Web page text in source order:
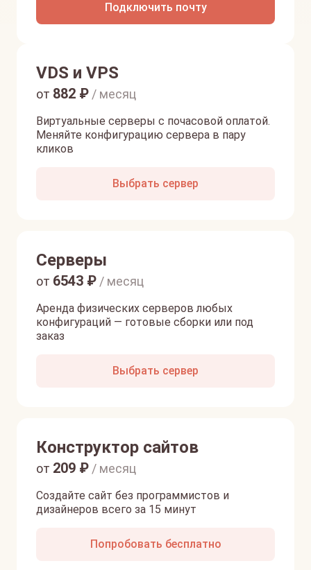
Подключить почту
VDS и VPS
Виртуальные серверы с почасовой оплатой.
Меняйте конфигурацию сервера в пару
кликов
от 882 ₽ / месяц
Выбрать сервер
Серверы
Аренда физических серверов любых
конфигураций — готовые сборки или под
заказ
от 6543 ₽ / месяц
Выбрать сервер
Конструктор сайтов
Создайте сайт без программистов и
дизайнеров всего за 15 минут
от 209 ₽ / месяц
Попробовать бесплатно